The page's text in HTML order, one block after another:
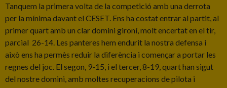
Tanquem la primera volta de la competició amb una derrota
per la mínima davant el CESET. Ens ha costat entrar al partit, al
primer quart amb un clar domini gironí, molt encertat en el tir,
parcial 26-14. Les panteres hem endurit la nostra defensa i
això ens ha permès reduir la diferència i començar a portar les
regnes del joc. El segon, 9-15, i el tercer, 8-19, quart han sigut
del nostre domini, amb moltes recuperacions de pilota i